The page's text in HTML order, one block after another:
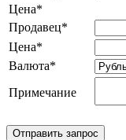
Цена*
Продавец*
Цена*
Валюта*
Примечание